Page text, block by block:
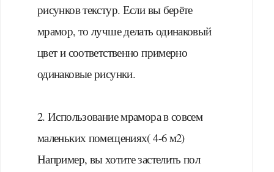
рисунков текстур. Если вы берёте
мрамор, то лучше делать одинаковый
цвет и соответственно примерно
одинаковые рисунки.
2. Использование мрамора в совсем
маленьких помещениях( 4-6 м2)
Например, вы хотите застелить пол